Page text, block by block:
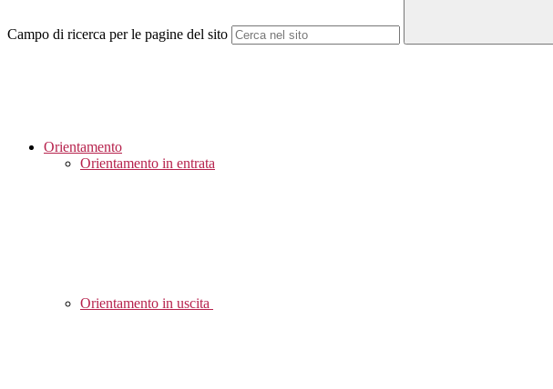
Campo di ricerca per le pagine del sito
Orientamento
Orientamento in entrata
Orientamento in uscita